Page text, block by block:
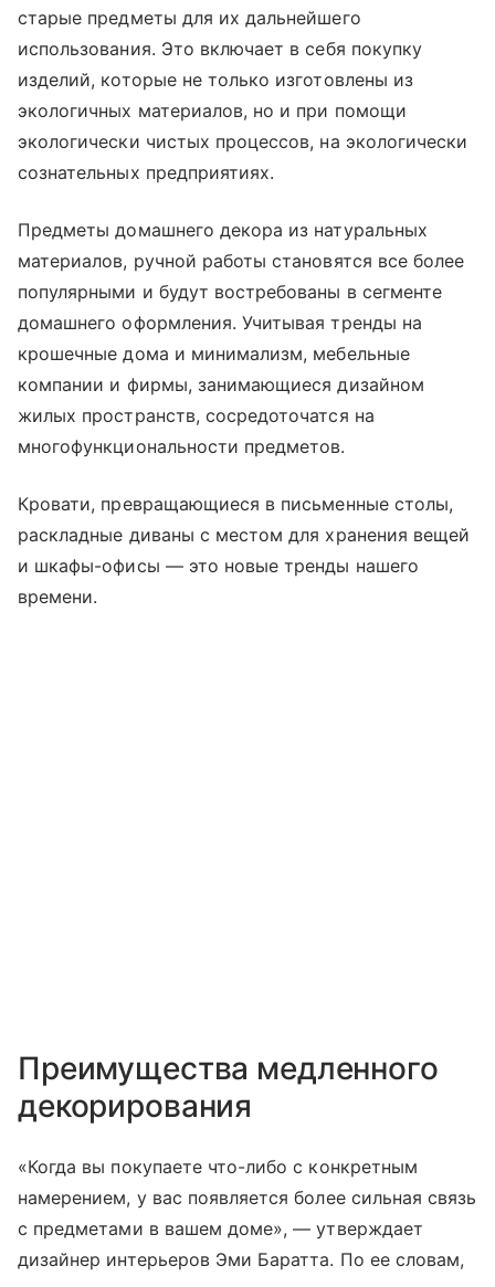
старые предметы для их дальнейшего
использования. Это включает в себя покупку
изделий, которые не только изготовлены из
экологичных материалов, но и при помощи
экологически чистых процессов, на экологически
сознательных предприятиях.
Предметы домашнего декора из натуральных
материалов, ручной работы становятся все более
популярными и будут востребованы в сегменте
домашнего оформления. Учитывая тренды на
крошечные дома и минимализм, мебельные
компании и фирмы, занимающиеся дизайном
жилых пространств, сосредоточатся на
многофункциональности предметов.
Кровати, превращающиеся в письменные столы,
раскладные диваны с местом для хранения вещей
и шкафы-офисы — это новые тренды нашего
времени.
Преимущества медленного
декорирования
«Когда вы покупаете что-либо с конкретным
намерением, у вас появляется более сильная связь
с предметами в вашем доме», — утверждает
дизайнер интерьеров Эми Баратта. По ее словам,